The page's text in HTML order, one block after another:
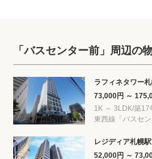
「バスセンター前」周辺の
ラフィネタワー
73,000円 ～
1K ～ 3LDK/築17
東西線「バスセ
レジディア札幌
52,000円 ～